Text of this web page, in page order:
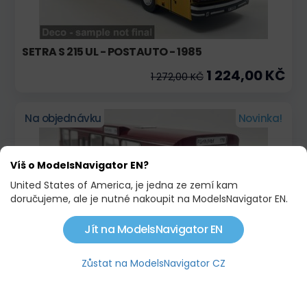
SETRA S 215 UL - POSTAUTO - 1985
1 272,00 KČ 1 224,00 KČ
Na objednávku Novinka!
MAN SL 200 DB - SPIELOTHEK - 1975
Víš o ModelsNavigator EN?
United States of America, je jedna ze zemí kam
doručujeme, ale je nutné nakoupit na ModelsNavigator EN.
Jít na ModelsNavigator EN
Zůstat na ModelsNavigator CZ